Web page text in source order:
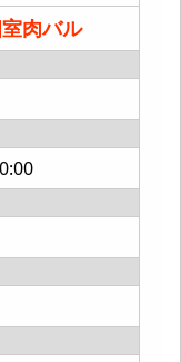
肉バル